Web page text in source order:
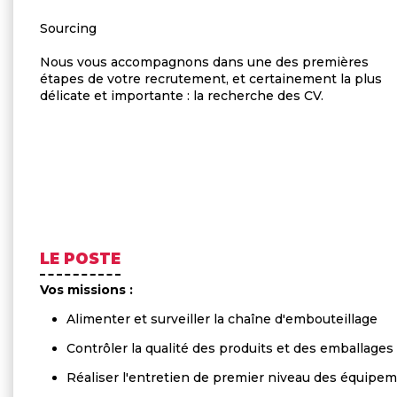
Sourcing
Nous vous accompagnons dans une des premières
étapes de votre recrutement, et certainement la plus
délicate et importante : la recherche des CV.
LE POSTE
Vos missions :
Alimenter et surveiller la chaîne d'embouteillage
Contrôler la qualité des produits et des emballages
Réaliser l'entretien de premier niveau des